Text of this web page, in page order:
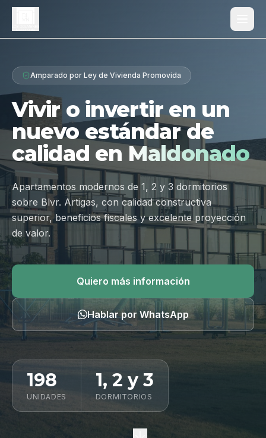
Proyecto
Diferenciales
Tipologías
Galería
Ubicación
Contacto
Hablar por WhatsApp
Amparado por Ley de Vivienda Promovida
Vivir o invertir en un
nuevo estándar de
calidad en Maldonado
Apartamentos modernos de 1, 2 y 3 dormitorios
sobre Blvr. Artigas, con calidad constructiva
superior, beneficios fiscales y excelente proyección
de valor.
Quiero más información
Hablar por WhatsApp
198
UNIDADES
1, 2 y 3
DORMITORIOS